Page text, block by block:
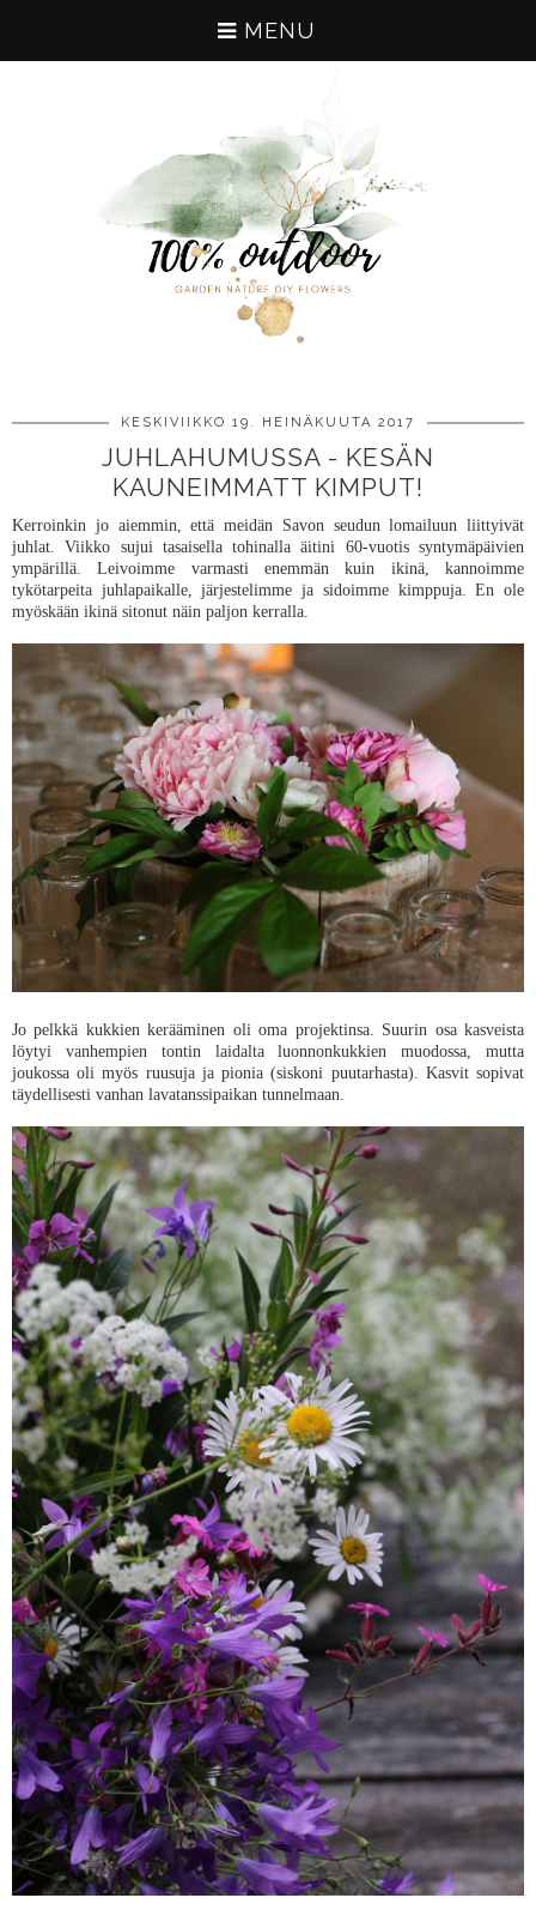
MENU
KESKIVIIKKO 19. HEINÄKUUTA 2017
JUHLAHUMUSSA - KESÄN
KAUNEIMMATT KIMPUT!
Kerroinkin jo aiemmin, että meidän Savon seudun lomailuun liittyivät
juhlat. Viikko sujui tasaisella tohinalla äitini 60-vuotis syntymäpäivien
ympärillä. Leivoimme varmasti enemmän kuin ikinä, kannoimme
tykötarpeita juhlapaikalle, järjestelimme ja sidoimme kimppuja. En ole
myöskään ikinä sitonut näin paljon kerralla.
Jo pelkkä kukkien kerääminen oli oma projektinsa. Suurin osa kasveista
löytyi vanhempien tontin laidalta luonnonkukkien muodossa, mutta
joukossa oli myös ruusuja ja pionia (siskoni puutarhasta). Kasvit sopivat
täydellisesti vanhan lavatanssipaikan tunnelmaan.